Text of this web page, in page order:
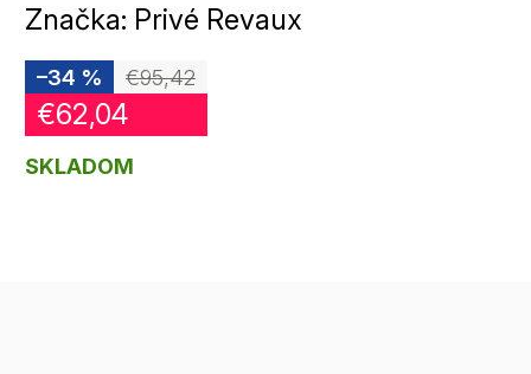
Značka: Privé Revaux
€95,42
–34 %
€62,04
SKLADOM